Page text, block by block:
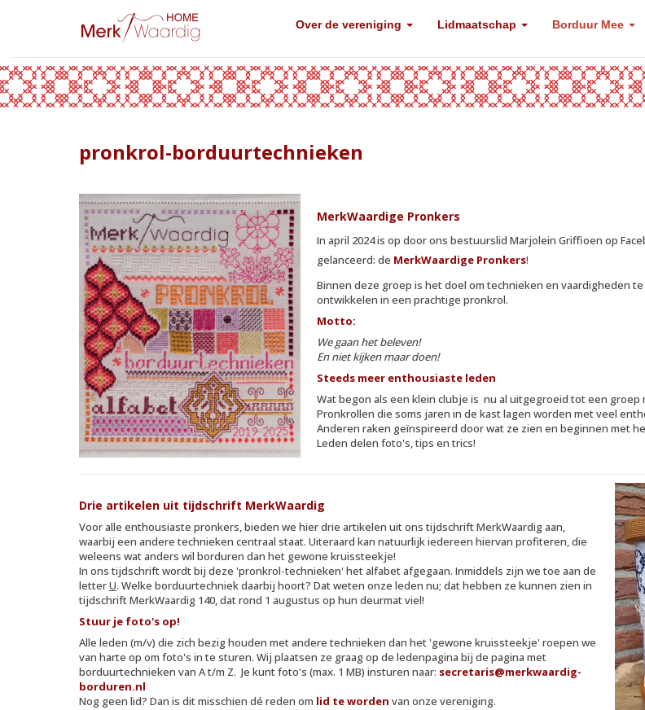
Over de vereniging Lidmaatschap Borduur Mee
pronkrol-borduurtechnieken
MerkWaardige Pronkers
In april 2024 is op door ons bestuurslid Marjolein Griffioen op
gelanceerd: de MerkWaardige Pronkers!
Binnen deze groep is het doel om technieken en vaardigheden
ontwikkelen in een prachtige pronkrol.
Motto:
We gaan het beleven!
En niet kijken maar doen!
Steeds meer enthousiaste leden
Wat begon als een klein clubje is nu al uitgegroeid tot een groep
Pronkrollen die soms jaren in de kast lagen worden met veel
Anderen raken geïnspireerd door wat ze zien en beginnen met
Leden delen foto's, tips en trics!
Drie artikelen uit tijdschrift MerkWaardig
Voor alle enthousiaste pronkers, bieden we hier drie artikelen uit ons tijdschrift MerkWaardig aan,
waarbij een andere technieken centraal staat. Uiteraard kan natuurlijk iedereen hiervan profiteren, die
weleens wat anders wil borduren dan het gewone kruissteekje!
In ons tijdschrift wordt bij deze 'pronkrol-technieken' het alfabet afgegaan. Inmiddels zijn we toe aan de
letterU. Welke borduurtechniek daarbij hoort? Dat weten onze leden nu; dat hebben ze kunnen zien in
tijdschrift MerkWaardig 140, dat rond 1 augustus op hun deurmat viel!
Stuur je foto's op!
Alle leden (m/v) die zich bezig houden met andere technieken dan het 'gewone kruissteekje' roepen we
van harte op om foto's in te sturen. Wij plaatsen ze graag op de ledenpagina bij de pagina met
borduurtechnieken van A t/m Z. Je kunt foto's (max. 1 MB) insturen naar: siraterces@merkwaardig-
borduren.nl
Nog geen lid? Dan is dit misschien dé reden om lid te worden van onze vereniging.